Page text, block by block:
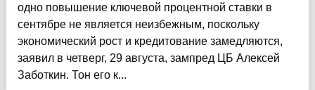
одно повышение ключевой процентной ставки в
сентябре не является неизбежным, поскольку
экономический рост и кредитование замедляются,
заявил в четверг, 29 августа, зампред ЦБ Алексей
Заботкин. Тон его к...